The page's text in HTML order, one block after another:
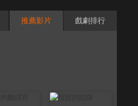
推薦影片 戲劇排行